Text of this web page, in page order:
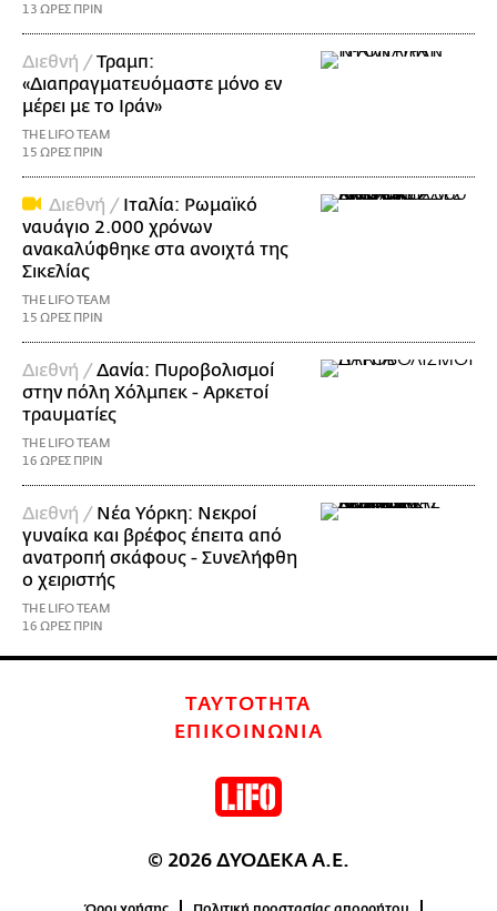
13 ΩΡΕΣ ΠΡΙΝ
Διεθνή /Τραμπ:
«Διαπραγματευόμαστε μόνο εν
μέρει με το Ιράν»
THE LIFO TEAM
15 ΩΡΕΣ ΠΡΙΝ
Διεθνή / Ιταλία: Ρωμαϊκό
ναυάγιο 2.000 χρόνων
ανακαλύφθηκε στα ανοιχτά της
Σικελίας
THE LIFO TEAM
15 ΩΡΕΣ ΠΡΙΝ
Διεθνή /Δανία: Πυροβολισμοί
στην πόλη Χόλμπεκ - Αρκετοί
τραυματίες
THE LIFO TEAM
16 ΩΡΕΣ ΠΡΙΝ
Διεθνή / Νέα Υόρκη: Νεκροί
γυναίκα και βρέφος έπειτα από
ανατροπή σκάφους - Συνελήφθη
ο χειριστής
THE LIFO TEAM
16 ΩΡΕΣ ΠΡΙΝ
ΤΑΥΤΟΤΗΤΑ
ΕΠΙΚΟΙΝΩΝΙΑ
© 2026 ΔΥΟΔΕΚΑ Α.Ε.